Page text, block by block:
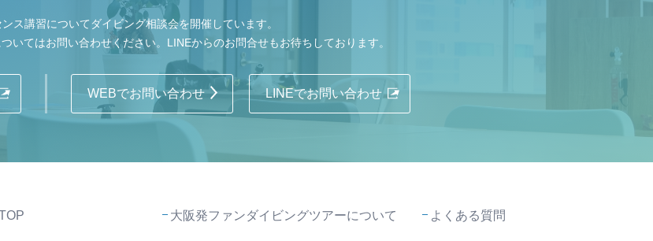
ス講習についてダイビング相談会を開催しています。
いてはお問い合わせください。LINEからのお問合せもお待ちしております。
WEBでお問い合わせ LINEでお問い合わせ
大阪発ファンダイビングツアーについて よくある質問